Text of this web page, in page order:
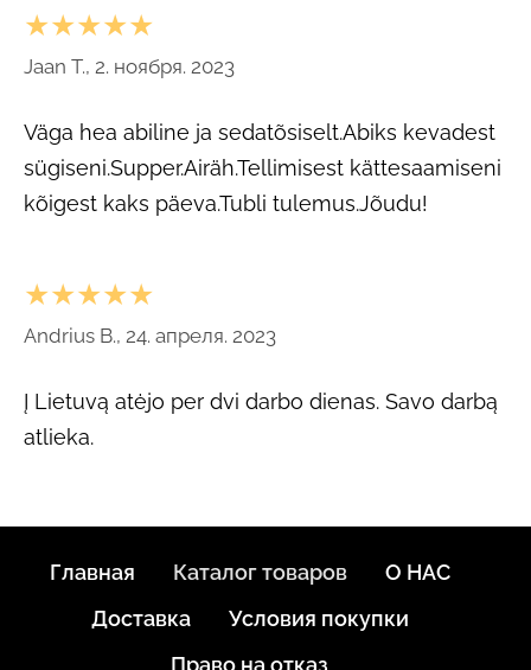
★★★★★
Jaan T., 2. ноября. 2023
Väga hea abiline ja sedatõsiselt.Abiks kevadest
sügiseni.Supper.Airäh.Tellimisest kättesaamiseni
kõigest kaks päeva.Tubli tulemus.Jõudu!
★★★★★
Andrius B., 24. апреля. 2023
Į Lietuvą atėjo per dvi darbo dienas. Savo darbą
atlieka.
Главная Каталог товаров
О НАС
Доставка
Условия покупки
Право на отказ